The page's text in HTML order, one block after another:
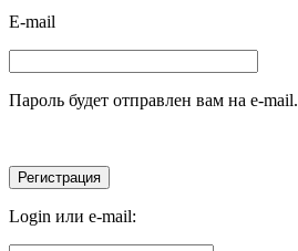
E-mail
Пароль будет отправлен вам на e-mail.
Login или e-mail: